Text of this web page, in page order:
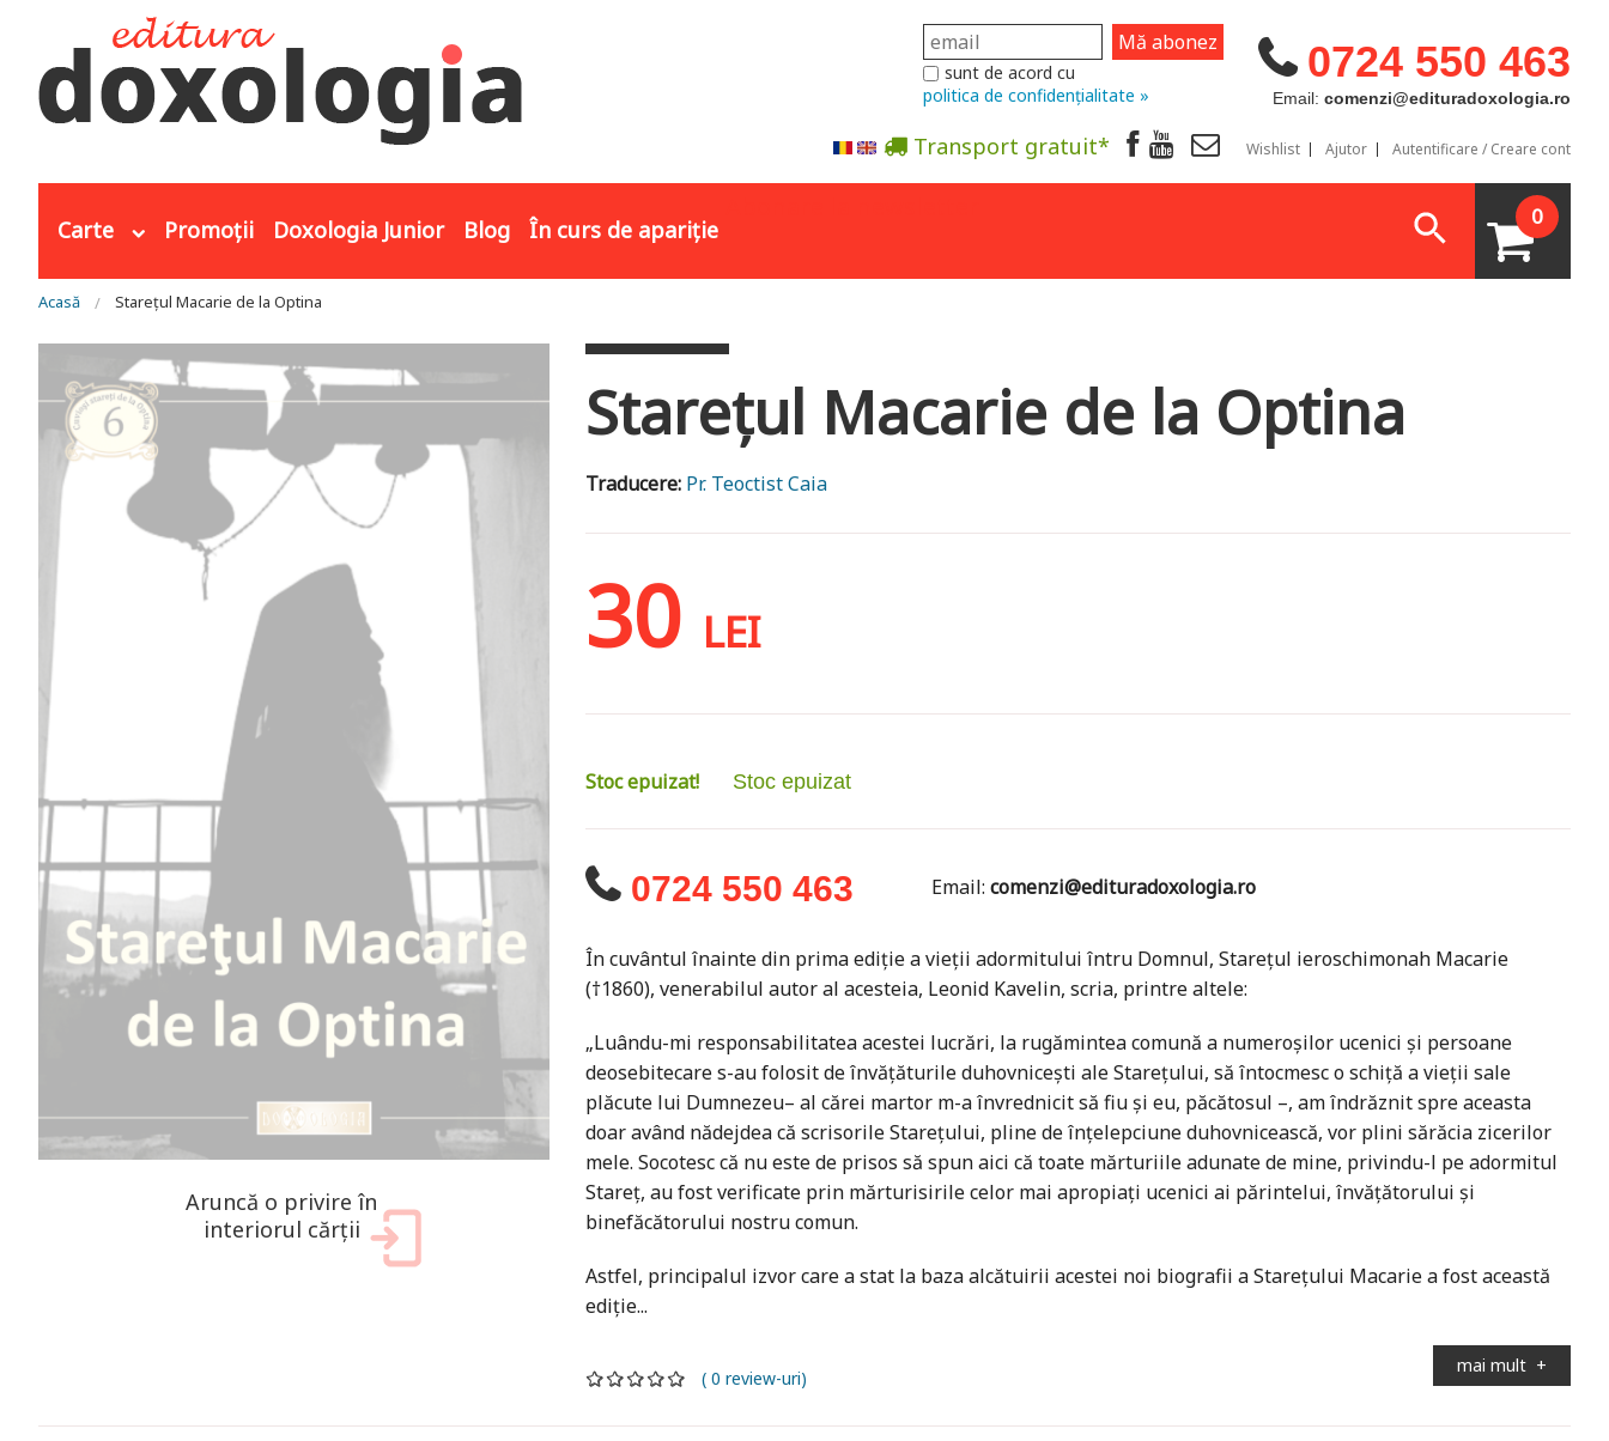
0724 550 463
Email: comenzi@edituradoxologia.ro
sunt de acord cu
politica de confidențialitate »
Transport gratuit* Wishlist Ajutor Autentificare / Creare cont
Carte Promoții Doxologia Junior Blog În curs de apariție 0
Eşti aici
Acasă Starețul Macarie de la Optina
Aruncă o privire în
interiorul cărții
Starețul Macarie de la Optina
Traducere: Pr. Teoctist Caia
30 LEI
Stoc epuizat! Stoc epuizat
0724 550 463 Email:comenzi@edituradoxologia.ro
În cuvântul înainte din prima ediţie a vieţii adormitului întru Domnul, Stareţul ieroschimonah Macarie
(†1860), venerabilul autor al acesteia, Leonid Kavelin, scria, printre altele:
„Luându-mi responsabilitatea acestei lucrări, la rugămintea comună a numeroşilor ucenici şi persoane
deosebitecare s-au folosit de învăţăturile duhovniceşti ale Stareţului, să întocmesc o schiţă a vieţii sale
plăcute lui Dumnezeu– al cărei martor m-a învrednicit să fiu şi eu, păcătosul –, am îndrăznit spre aceasta
doar având nădejdea că scrisorile Stareţului, pline de înţelepciune duhovnicească, vor plini sărăcia zicerilor
mele. Socotesc că nu este de prisos să spun aici că toate mărturiile adunate de mine, privindu-l pe adormitul
Stareţ, au fost verificate prin mărturisirile celor mai apropiaţi ucenici ai părintelui, învăţătorului şi
binefăcătorului nostru comun.
Astfel, principalul izvor care a stat la baza alcătuirii acestei noi biografii a Stareţului Macarie a fost această
ediţie...
mai mult +
( 0 review-uri)